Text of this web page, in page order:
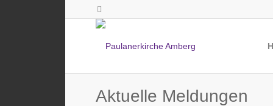
Aktuelle Meldungen